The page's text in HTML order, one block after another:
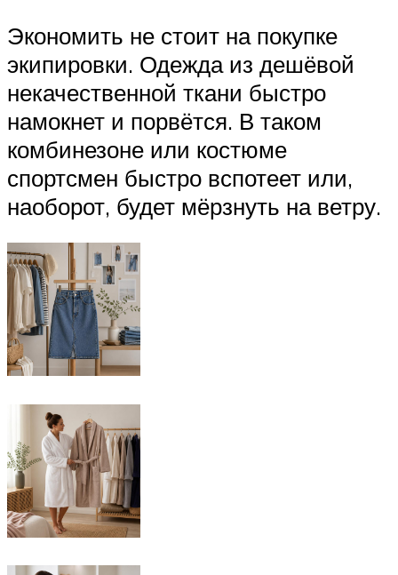
Экономить не стоит на покупке
экипировки. Одежда из дешёвой
некачественной ткани быстро
намокнет и порвётся. В таком
комбинезоне или костюме
спортсмен быстро вспотеет или,
наоборот, будет мёрзнуть на ветру.